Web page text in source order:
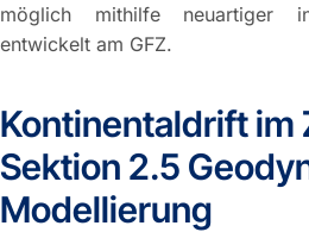
möglich mithilfe neuartiger
entwickelt am GFZ.
Kontinentaldrift im
Sektion 2.5
Modellierung